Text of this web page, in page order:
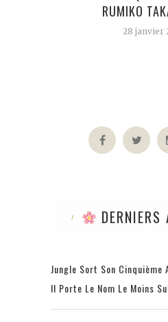
RUMIKO
28 janvier
DERNIERS
Jungle Sort Son Cinquième
Il Porte Le Nom Le Moins